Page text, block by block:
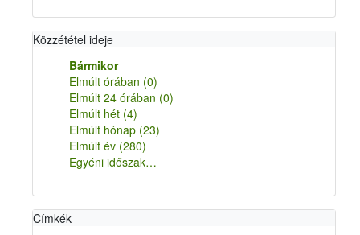
Közzététel ideje
Bármikor
Elmúlt órában (0)
Elmúlt 24 órában (0)
Elmúlt hét (4)
Elmúlt hónap (23)
Elmúlt év (280)
Egyéni időszak…
Címkék